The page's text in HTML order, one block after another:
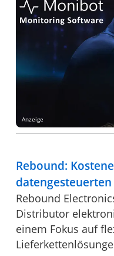
Anzeige
Rebound:
Rebound
Distributor
einem Fokus auf